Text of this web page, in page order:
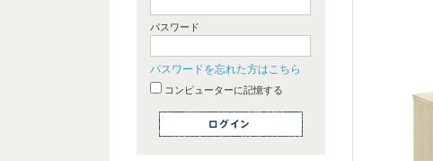
パスワード
パスワードを忘れた方はこちら
コンピューターに記憶する